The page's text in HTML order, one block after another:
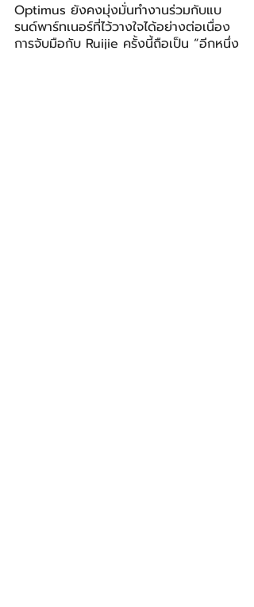
Optimus ยังคงมุ่งมั่นทำงานร่วมกับแบ
รนด์พาร์ทเนอร์ที่ไว้วางใจได้อย่างต่อเนื่อง
การจับมือกับ Ruijie ครั้งนี้ถือเป็น “อีกหนึ่ง